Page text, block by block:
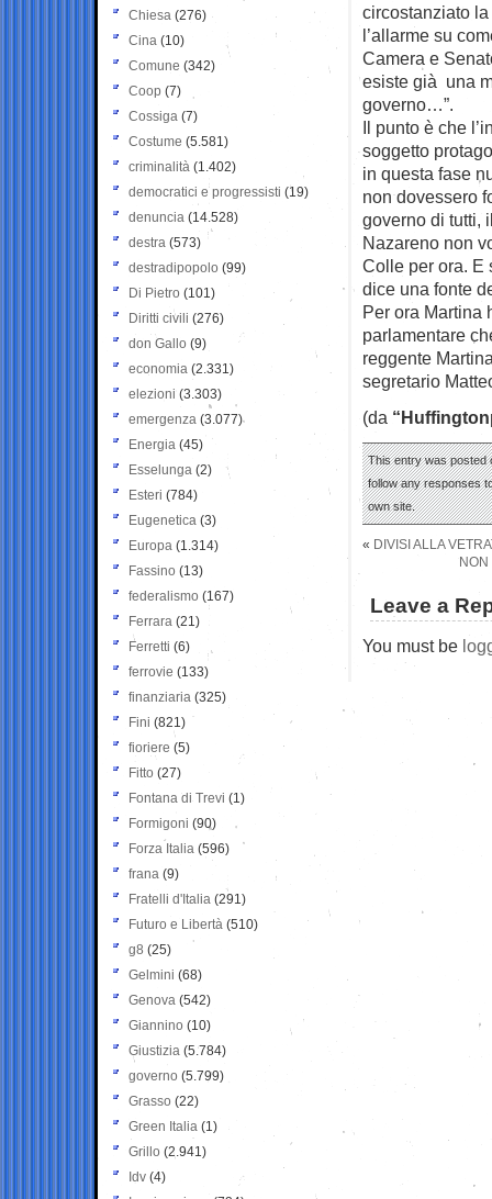
circostanziato
l’allarme su
Camera e
esiste già una
governo…”.
Il punto è che
soggetto
in questa fase
non dovessero
governo di tutti,
Nazareno non
Colle per ora. E
dice una fonte
Per ora Martina
parlamentare
reggente
segretario
(da
This entry was posted
follow any responses
own site.
« DIVISI ALLA
Leave a
You must be
Chiesa (276)
Cina (10)
Comune (342)
Coop (7)
Cossiga (7)
Costume (5.581)
criminalità (1.402)
democratici e progressisti (19)
denuncia (14.528)
destra (573)
destradipopolo (99)
Di Pietro (101)
Diritti civili (276)
don Gallo (9)
economia (2.331)
elezioni (3.303)
emergenza (3.077)
Energia (45)
Esselunga (2)
Esteri (784)
Eugenetica (3)
Europa (1.314)
Fassino (13)
federalismo (167)
Ferrara (21)
Ferretti (6)
ferrovie (133)
finanziaria (325)
Fini (821)
fioriere (5)
Fitto (27)
Fontana di Trevi (1)
Formigoni (90)
Forza Italia (596)
frana (9)
Fratelli d'Italia (291)
Futuro e Libertà (510)
g8 (25)
Gelmini (68)
Genova (542)
Giannino (10)
Giustizia (5.784)
governo (5.799)
Grasso (22)
Green Italia (1)
Grillo (2.941)
Idv (4)